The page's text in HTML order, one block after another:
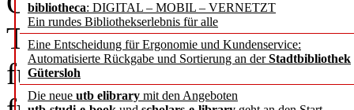
bibliotheca: DIGITAL – MOBIL – VERNETZT
Ein rundes Bibliothekserlebnis für alle
Eine Entscheidung für Ergonomie und Kundenservice:
Automatisierte Rückgabe und Sortierung an derStadtbibliothek
Gütersloh
Die neue utb elibrary mit den Angeboten
Tempo und in ihrer
führen zu lassen und dort